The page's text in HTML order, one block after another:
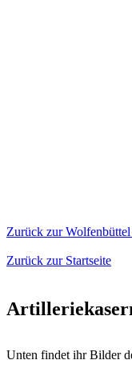
Zurück zur
Zurück zur Startseite
Unten findet ihr Bilder